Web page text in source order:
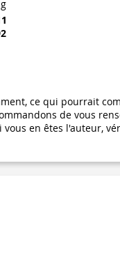
ce qui pourrait
de vous
en êtes l'auteur,